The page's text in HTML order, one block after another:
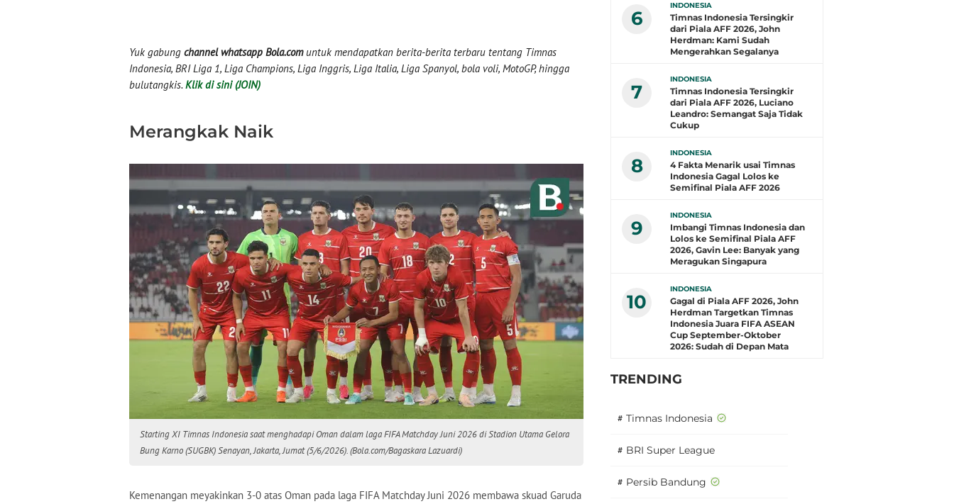
Yuk gabung channel whatsapp Bola.comuntuk mendapatkan berita-berita terbaru tentang Timnas
Indonesia, BRI Liga 1, Liga Champions, Liga Inggris, Liga Italia, Liga Spanyol, bola voli, MotoGP, hingga
bulutangkis. Klik di sini (JOIN)
Merangkak Naik
Starting XI Timnas Indonesia saat menghadapi Oman dalam laga FIFA Matchday Juni 2026 di Stadion Utama Gelora
Bung Karno (SUGBK) Senayan, Jakarta, Jumat (5/6/2026). (Bola.com/Bagaskara Lazuardi)
Kemenangan meyakinkan 3-0 atas Oman pada laga FIFA Matchday Juni 2026 membawa skuad Garuda
6
INDONESIA
Timnas Indonesia Tersingkir
dari Piala AFF 2026, John
Herdman: Kami Sudah
Mengerahkan Segalanya
7
INDONESIA
Timnas Indonesia Tersingkir
dari Piala AFF 2026, Luciano
Leandro: Semangat Saja Tidak
Cukup
8
INDONESIA
4 Fakta Menarik usai Timnas
Indonesia Gagal Lolos ke
Semifinal Piala AFF 2026
9
INDONESIA
Imbangi Timnas Indonesia dan
Lolos ke Semifinal Piala AFF
2026, Gavin Lee: Banyak yang
Meragukan Singapura
10
INDONESIA
Gagal di Piala AFF 2026, John
Herdman Targetkan Timnas
Indonesia Juara FIFA ASEAN
Cup September-Oktober
2026: Sudah di Depan Mata
TRENDING
# Timnas Indonesia
# BRI Super League
# Persib Bandung